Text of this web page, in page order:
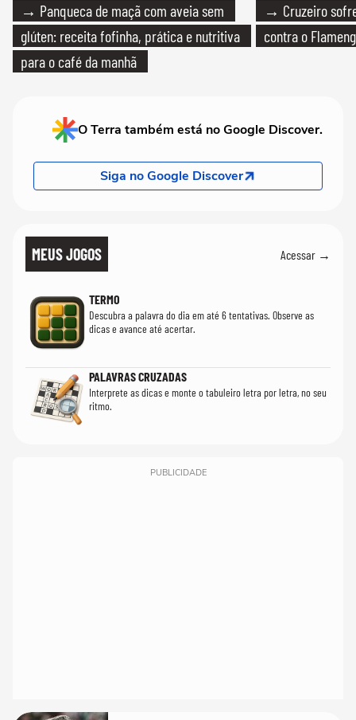
→ Panqueca de maçã com aveia sem
glúten: receita fofinha, prática e nutritiva
para o café da manhã
→ Cruzeiro
contra o
O Terra também está no Google Discover.
Siga no Google Discover
MEUS JOGOS Acessar →
TERMO
Descubra a palavra do dia em até 6 tentativas. Observe as
dicas e avance até acertar.
PALAVRAS CRUZADAS
Interprete as dicas e monte o tabuleiro letra por letra, no seu
ritmo.
PUBLICIDADE